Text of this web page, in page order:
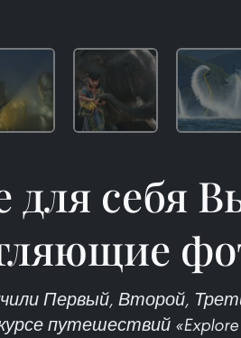
себя
Первый, Второй,
путешествий